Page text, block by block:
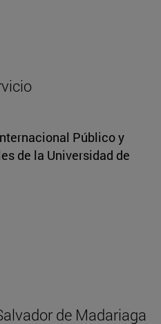
Público y
de la Universidad de
de Madariaga